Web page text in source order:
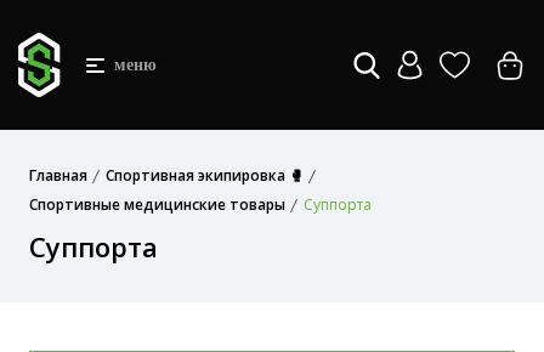
меню
Главная
Спортивная экипировка 🥊
Спортивные медицинские товары
Суппорта
Суппорта